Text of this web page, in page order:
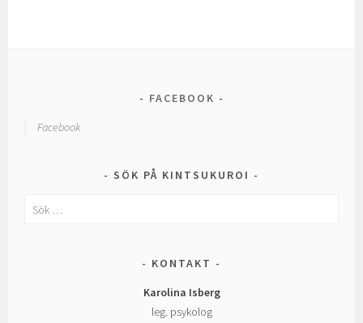
FACEBOOK
Facebook
SÖK PÅ KINTSUKUROI
Sök
KONTAKT
Karolina Isberg
leg. psykolog